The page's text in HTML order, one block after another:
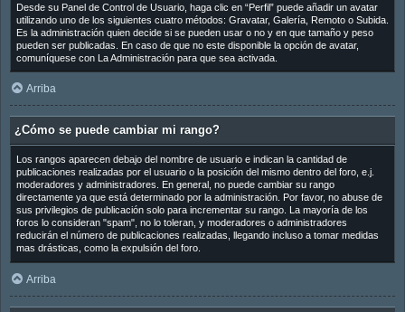
Desde su Panel de Control de Usuario, haga clic en “Perfil” puede añadir un avatar
utilizando uno de los siguientes cuatro métodos: Gravatar, Galería, Remoto o Subida.
Es la administración quien decide si se pueden usar o no y en que tamaño y peso
pueden ser publicadas. En caso de que no este disponible la opción de avatar,
comuníquese con La Administración para que sea activada.
Arriba
¿Cómo se puede cambiar mi rango?
Los rangos aparecen debajo del nombre de usuario e indican la cantidad de
publicaciones realizadas por el usuario o la posición del mismo dentro del foro, e.j.
moderadores y administradores. En general, no puede cambiar su rango
directamente ya que está determinado por la administración. Por favor, no abuse de
sus privilegios de publicación solo para incrementar su rango. La mayoría de los
foros lo consideran "spam", no lo toleran, y moderadores o administradores
reducirán el número de publicaciones realizadas, llegando incluso a tomar medidas
mas drásticas, como la expulsión del foro.
Arriba